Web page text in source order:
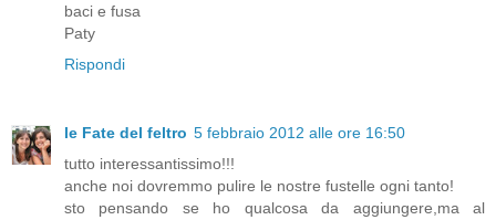
baci e fusa
Paty
Rispondi
le Fate del feltro 5 febbraio 2012 alle ore 16:50
tutto interessantissimo!!!
anche noi dovremmo pulire le nostre fustelle ogni tanto!
sto pensando se ho qualcosa da aggiungere,ma al